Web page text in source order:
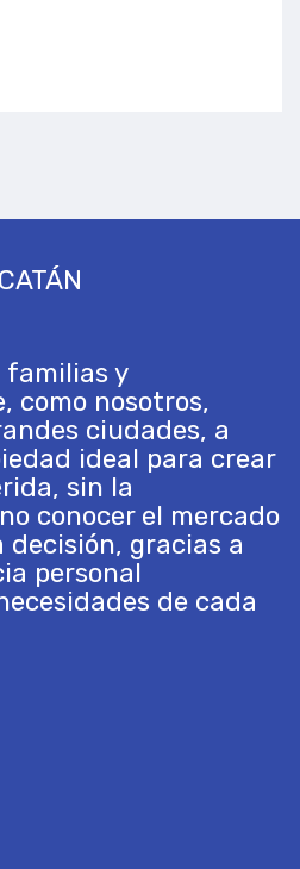
familias y
como nosotros,
ciudades, a
ideal para crear
sin la
conocer el mercado
gracias a
personal
de cada